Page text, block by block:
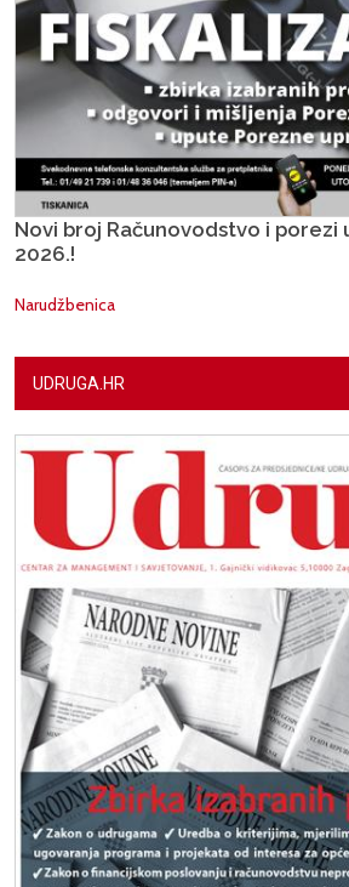
Novi broj Računovodstvo i porezi
2026.!
Narudžbenica
UDRUGA.HR